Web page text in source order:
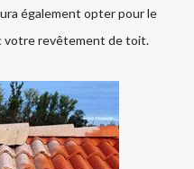
également opter pour le
votre revêtement de toit.